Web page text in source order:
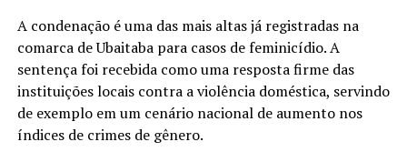
A condenação é uma das mais altas já registradas na
comarca de Ubaitaba para casos de feminicídio. A
sentença foi recebida como uma resposta firme das
instituições locais contra a violência doméstica, servindo
de exemplo em um cenário nacional de aumento nos
índices de crimes de gênero.